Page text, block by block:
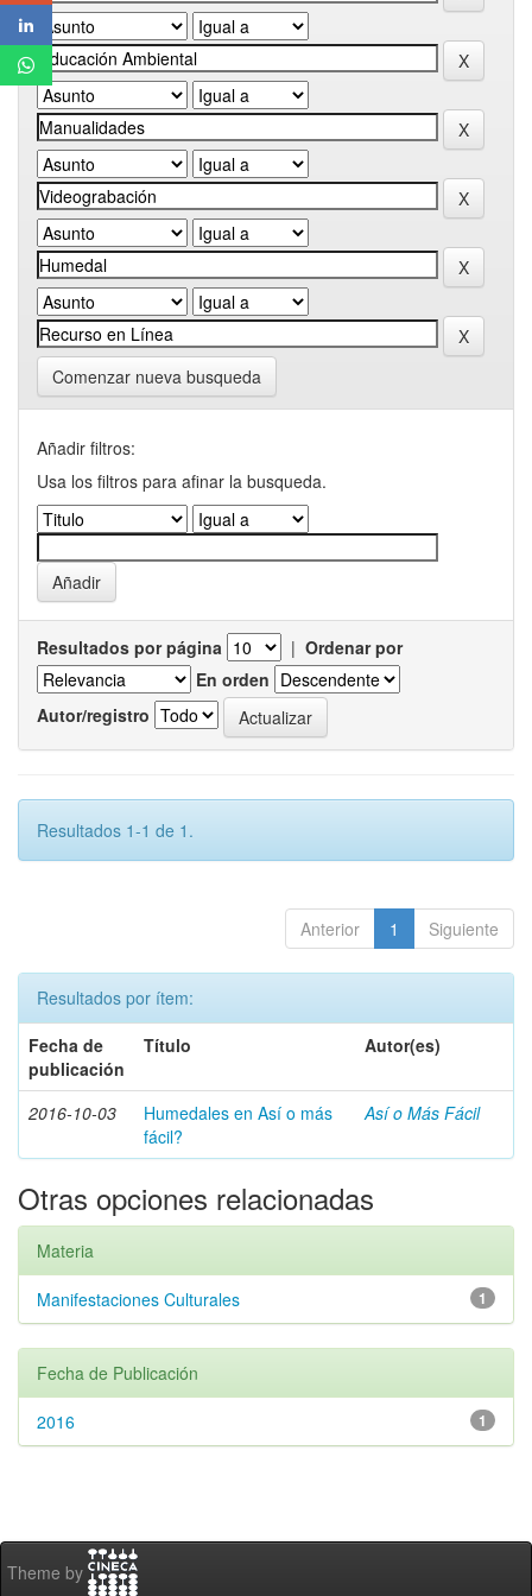
Comenzar nueva busqueda
Añadir filtros:
Usa los filtros para afinar la busqueda.
Resultados por página | Ordenar por
En orden
Autor/registro
Resultados 1-1 de 1.
Anterior 1 Siguiente
Resultados por ítem:
Fecha de
publicación
Título Autor(es)
2016-10-03
Humedales en Así o más
fácil?
Así o Más Fácil
Otras opciones relacionadas
Materia
1
Manifestaciones Culturales
Fecha de Publicación
1
2016
Theme by